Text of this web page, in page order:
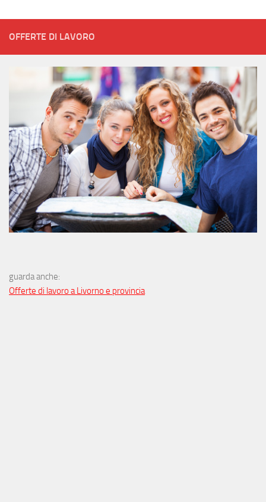
OFFERTE DI LAVORO
guarda anche:
Offerte di lavoro a Livorno e provincia